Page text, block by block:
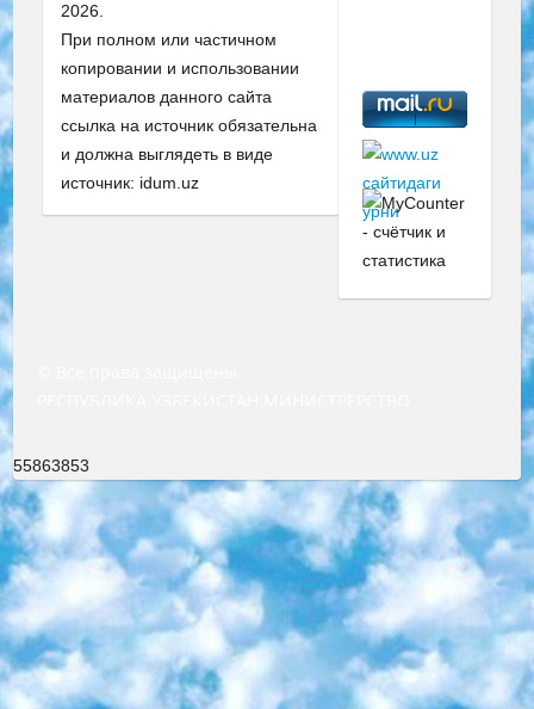
2026.
При полном или частичном
копировании и использовании
материалов данного сайта
ссылка на источник обязательна
и должна выглядеть в виде
источник: idum.uz
55863853